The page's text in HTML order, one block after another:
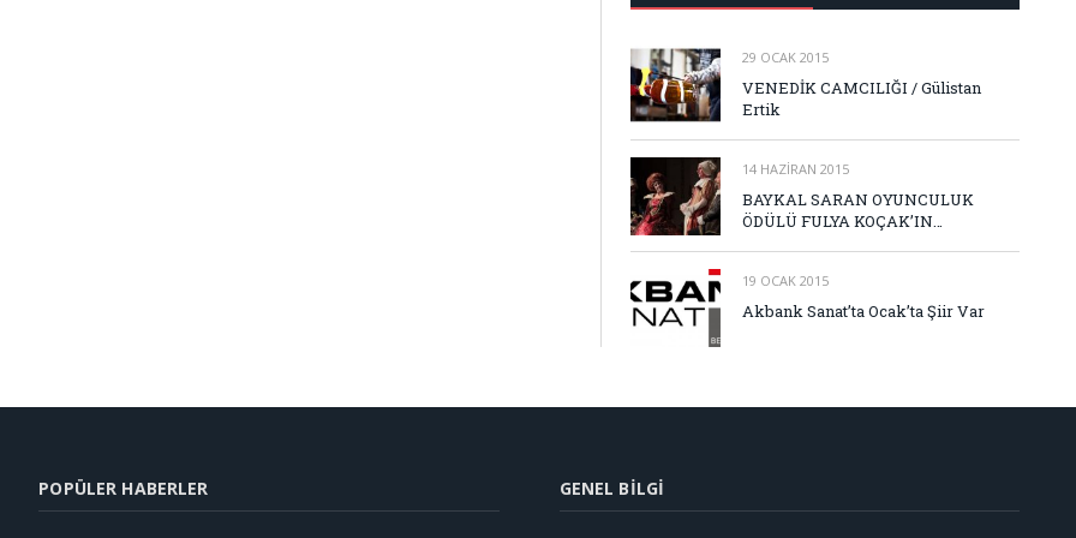
29 OCAK 2015
VENEDİK CAMCILIĞI / Gülistan
Ertik
14 HAZIRAN 2015
BAYKAL SARAN OYUNCULUK
ÖDÜLÜ FULYA KOÇAK’IN…
19 OCAK 2015
Akbank Sanat’ta Ocak’ta Şiir Var
POPÜLER HABERLER GENEL BILGI